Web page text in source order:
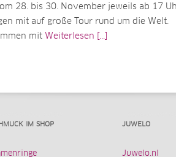
28. bis 30. November jeweils ab 17
mit auf große Tour rund um die Welt.
mit Weiterlesen [...]
IM SHOP JUWELO
Juwelo.nl